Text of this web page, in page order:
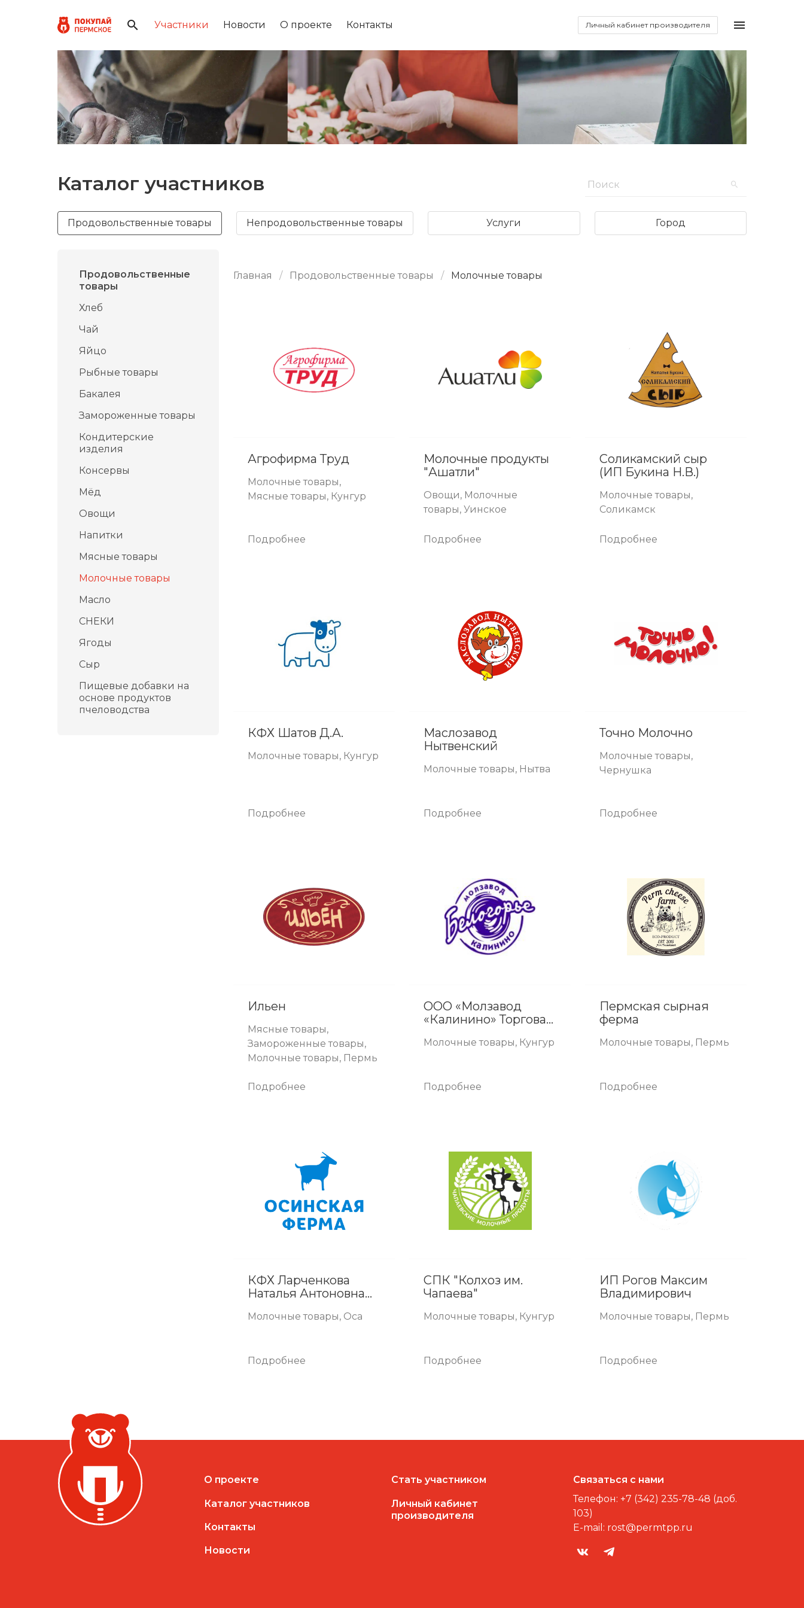
Участники Новости О проекте Контакты Личный кабинет производителя
Каталог участников
Продовольственные товары Непродовольственные товары Услуги Город
Продовольственные
товары
Хлеб
Чай
Яйцо
Рыбные товары
Бакалея
Замороженные товары
Кондитерские
изделия
Консервы
Мёд
Овощи
Напитки
Мясные товары
Молочные товары
Масло
СНЕКИ
Ягоды
Сыр
Пищевые добавки на
основе продуктов
пчеловодства
Главная Продовольственные товары Молочные товары
Агрофирма Труд
Молочные товары,
Мясные товары, Кунгур
Подробнее
Молочные продукты
"Ашатли"
Овощи, Молочные
товары, Уинское
Подробнее
Соликамский сыр
(ИП Букина Н.В.)
Молочные товары,
Соликамск
Подробнее
КФХ Шатов Д.А.
Молочные товары, Кунгур
Подробнее
Маслозавод
Нытвенский
Молочные товары, Нытва
Подробнее
Точно Молочно
Молочные товары,
Чернушка
Подробнее
Ильен
Мясные товары,
Замороженные товары,
Молочные товары, Пермь
Подробнее
ООО «Молзавод
«Калинино» Торговая
Молочные товары, Кунгур
Подробнее
Пермская сырная
ферма
Молочные товары, Пермь
Подробнее
КФХ Ларченкова
Наталья Антоновна
Молочные товары, Оса
Подробнее
СПК "Колхоз им.
Чапаева"
Молочные товары, Кунгур
Подробнее
ИП Рогов Максим
Владимирович
Молочные товары, Пермь
Подробнее
О проекте
Каталог участников
Контакты
Новости
Стать участником
Личный кабинет
производителя
Связаться с нами
Телефон:+7 (342) 235-78-48 (доб.
103)
E-mail: rost@permtpp.ru